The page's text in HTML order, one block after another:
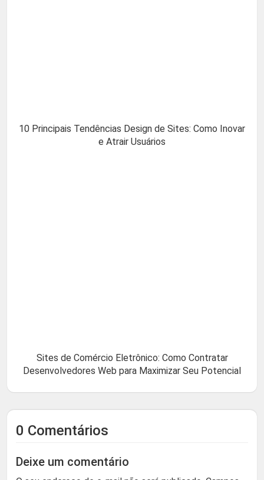
10 Principais Tendências Design de Sites: Como Inovar
e Atrair Usuários
Sites de Comércio Eletrônico: Como Contratar
Desenvolvedores Web para Maximizar Seu Potencial
0 Comentários
Deixe um comentário